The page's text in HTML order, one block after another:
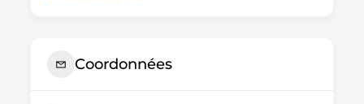
Coordonnées